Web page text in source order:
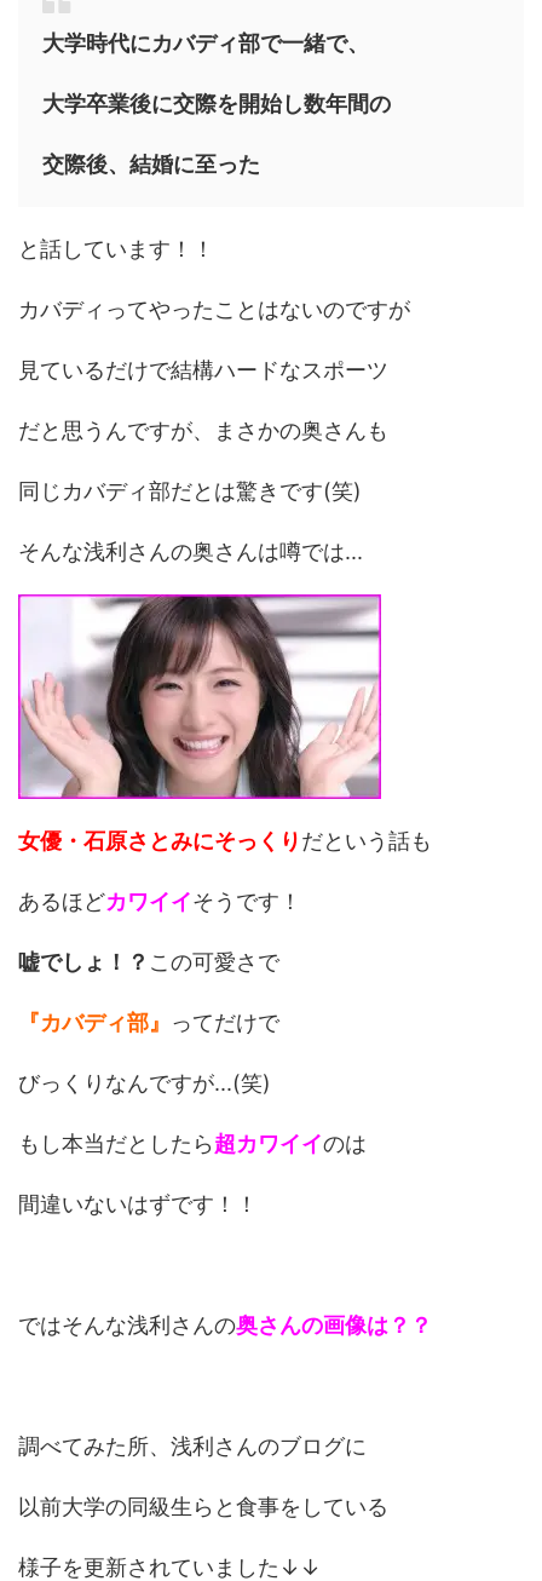
大学時代にカバディ部で一緒で、
大学卒業後に交際を開始し数年間の
交際後、結婚に至った
と話しています！！
カバディってやったことはないのですが
見ているだけで結構ハードなスポーツ
だと思うんですが、まさかの奥さんも
同じカバディ部だとは驚きです(笑)
そんな浅利さんの奥さんは噂では...
女優・石原さとみにそっくりだという話も
あるほどカワイイそうです！
嘘でしょ！？ この可愛さで
『カバディ部』 ってだけで
びっくりなんですが...(笑)
もし本当だとしたら超カワイイのは
間違いないはずです！！
ではそんな浅利さんの奥さんの画像は？？
調べてみた所、浅利さんのブログに
以前大学の同級生らと食事をしている
様子を更新されていました↓↓